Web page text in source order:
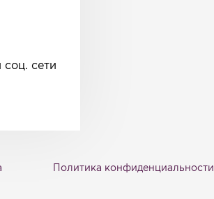
сети
Политика конфиденциальности